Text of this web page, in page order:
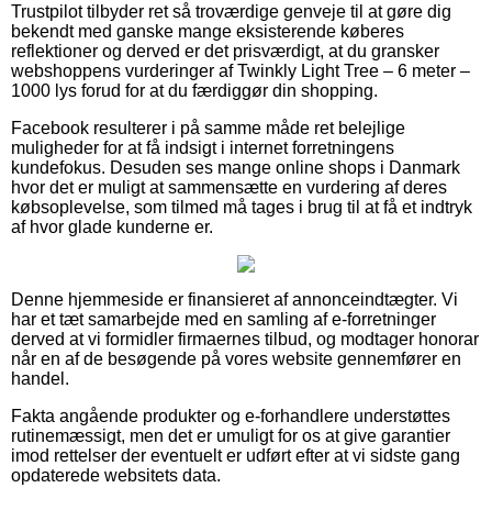
Trustpilot tilbyder ret så troværdige genveje til at gøre dig
bekendt med ganske mange eksisterende køberes
reflektioner og derved er det prisværdigt, at du gransker
webshoppens vurderinger af Twinkly Light Tree – 6 meter –
1000 lys forud for at du færdiggør din shopping.
Facebook resulterer i på samme måde ret belejlige
muligheder for at få indsigt i internet forretningens
kundefokus. Desuden ses mange online shops i Danmark
hvor det er muligt at sammensætte en vurdering af deres
købsoplevelse, som tilmed må tages i brug til at få et indtryk
af hvor glade kunderne er.
Denne hjemmeside er finansieret af annonceindtægter. Vi
har et tæt samarbejde med en samling af e-forretninger
derved at vi formidler firmaernes tilbud, og modtager honorar
når en af de besøgende på vores website gennemfører en
handel.
Fakta angående produkter og e-forhandlere understøttes
rutinemæssigt, men det er umuligt for os at give garantier
imod rettelser der eventuelt er udført efter at vi sidste gang
opdaterede websitets data.